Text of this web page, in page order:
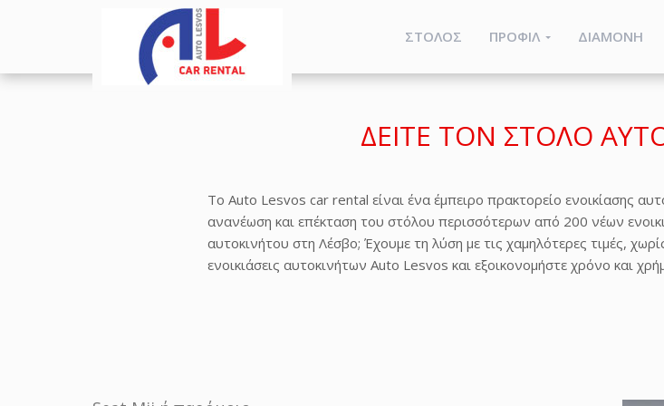
ΣΤΟΛΟΣ ΠΡΟΦΙΛ ΔΙΑΜΟΝΗ
ΔΕΙΤΕ ΤΟΝ ΣΤΟΛΟ
Το Auto Lesvos car rental είναι ένα έμπειρο πρακτορείο ενοικίασης
ανανέωση και επέκταση του στόλου περισσότερων από 200 νέων
αυτοκινήτου στη Λέσβο; Έχουμε τη λύση με τις χαμηλότερες τιμές,
ενοικιάσεις αυτοκινήτων Auto Lesvos και εξοικονομήστε χρόνο και